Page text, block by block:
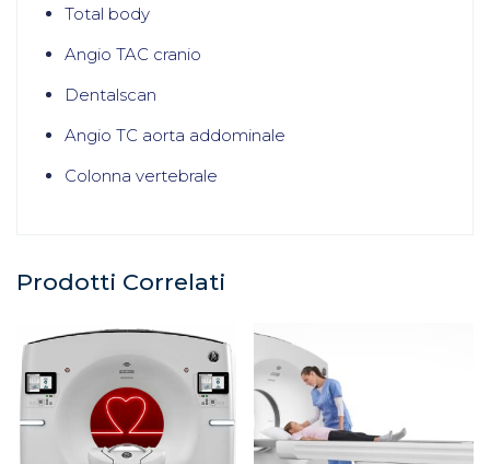
Total body
Angio TAC cranio
Dentalscan
Angio TC aorta addominale
Colonna vertebrale
Prodotti Correlati